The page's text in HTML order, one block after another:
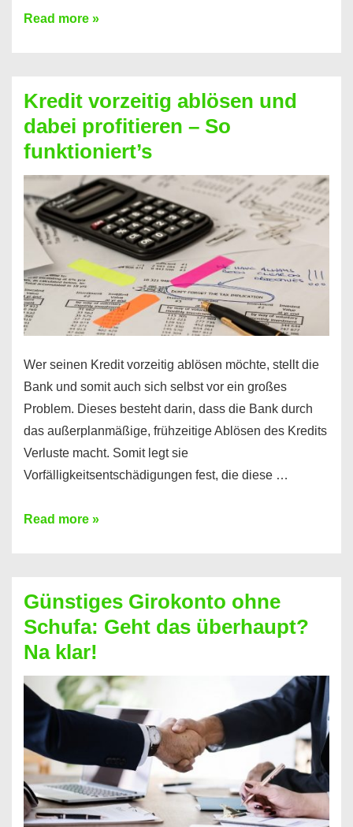
Ganz
Kredit
berechnen
–
Mit
diesen
Regeln!
Read more »
Kredit vorzeitig ablösen und
dabei profitieren – So
funktioniert’s
Wer seinen Kredit vorzeitig ablösen möchte, stellt die
Bank und somit auch sich selbst vor ein großes
Problem. Dieses besteht darin, dass die Bank durch
das außerplanmäßige, frühzeitige Ablösen des Kredits
Verluste macht. Somit legt sie
Vorfälligkeitsentschädigungen fest, die diese …
Kredit
dabei
profitieren
–
So
funktioniert’s
Read more »
Günstiges Girokonto ohne
Schufa: Geht das überhaupt?
Na klar!